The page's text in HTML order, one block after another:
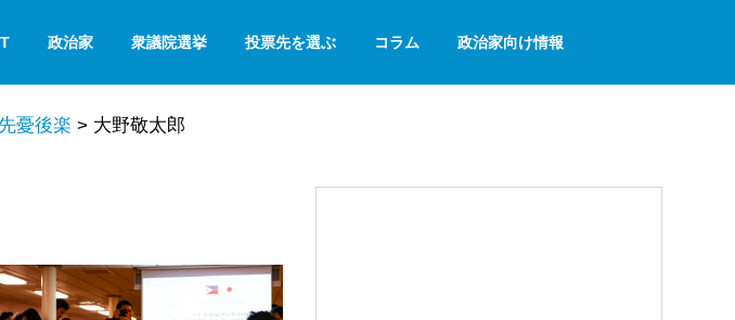
政治家 衆議院選挙 投票先を選ぶ コラム 政治家向け情報
憂後楽 > 大野敬太郎